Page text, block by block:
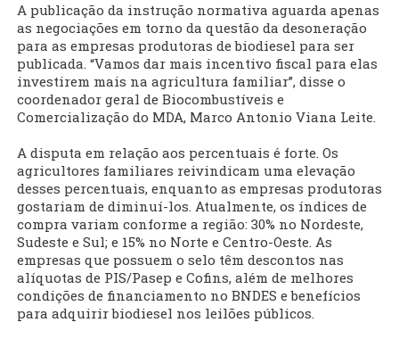
A publicação da instrução normativa aguarda apenas
as negociações em torno da questão da desoneração
para as empresas produtoras de biodiesel para ser
publicada. “Vamos dar mais incentivo fiscal para elas
investirem mais na agricultura familiar”, disse o
coordenador geral de Biocombustíveis e
Comercialização do MDA, Marco Antonio Viana Leite.
A disputa em relação aos percentuais é forte. Os
agricultores familiares reivindicam uma elevação
desses percentuais, enquanto as empresas produtoras
gostariam de diminuí-los. Atualmente, os índices de
compra variam conforme a região: 30% no Nordeste,
Sudeste e Sul; e 15% no Norte e Centro-Oeste. As
empresas que possuem o selo têm descontos nas
alíquotas de PIS/Pasep e Cofins, além de melhores
condições de financiamento no BNDES e benefícios
para adquirir biodiesel nos leilões públicos.